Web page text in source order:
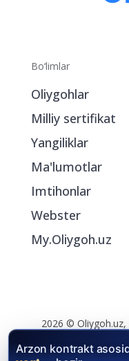
Bo‘limlar
Oliygohlar
Milliy sertifikat
Yangiliklar
Ma'lumotlar
Imtihonlar
Arzon kontrakt